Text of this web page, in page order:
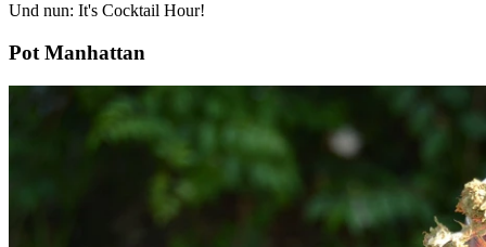
Und nun: It's Cocktail Hour!
Pot Manhattan